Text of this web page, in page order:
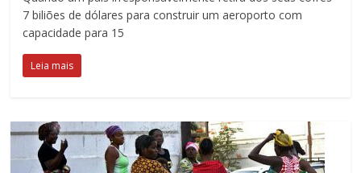
7 biliões de dólares para construir um aeroporto com
capacidade para 15
Leia mais